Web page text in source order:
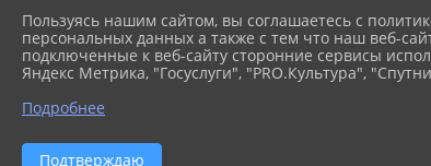
О работе общественногй
162 Положение о семейном
Пользуясь нашим сайтом, вы соглашаетесь с
персональных данных а также с тем что наш веб-
подключенные к веб-сайту сторонние сервисы
Яндекс Метрика, "Госуслуги", "PRO.Культура",
Подробнее
Подтверждаю